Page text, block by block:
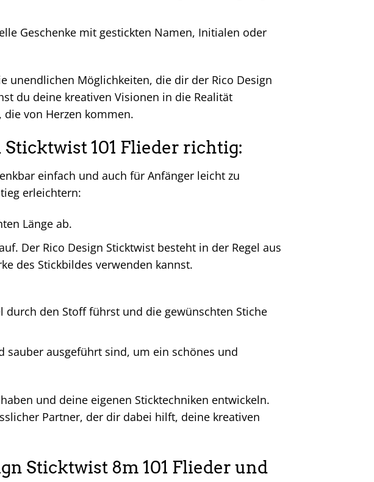
Geschenke mit gestickten Namen, Initialen oder
unendlichen Möglichkeiten, die dir der Rico Design
du deine kreativen Visionen in die Realität
von Herzen kommen.
Sticktwist 101 Flieder richtig:
einfach und auch für Anfänger leicht zu
erleichtern:
Länge ab.
Der Rico Design Sticktwist besteht in der Regel aus
des Stickbildes verwenden kannst.
den Stoff führst und die gewünschten Stiche
sauber ausgeführt sind, um ein schönes und
und deine eigenen Sticktechniken entwickeln.
Partner, der dir dabei hilft, deine kreativen
Sticktwist 8m 101 Flieder und